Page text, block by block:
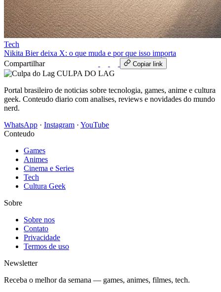
Tech
Nikita Bier deixa X: o que muda e por que isso importa
Compartilhar
Copiar link
CULPA DO LAG
Portal brasileiro de noticias sobre tecnologia, games, anime e cultura
geek. Conteudo diario com analises, reviews e novidades do mundo
nerd.
WhatsApp · Instagram · YouTube
Conteudo
Games
Animes
Cinema e Series
Tech
Cultura Geek
Sobre
Sobre nos
Contato
Privacidade
Termos de uso
Newsletter
Receba o melhor da semana — games, animes, filmes, tech.